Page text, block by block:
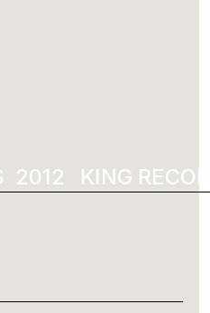
2012 KING